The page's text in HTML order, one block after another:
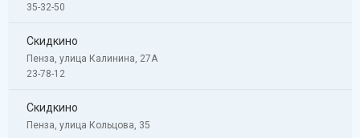
35-32-50
Скидкино
Пенза, улица Калинина, 27А
23-78-12
Скидкино
Пенза, улица Кольцова, 35